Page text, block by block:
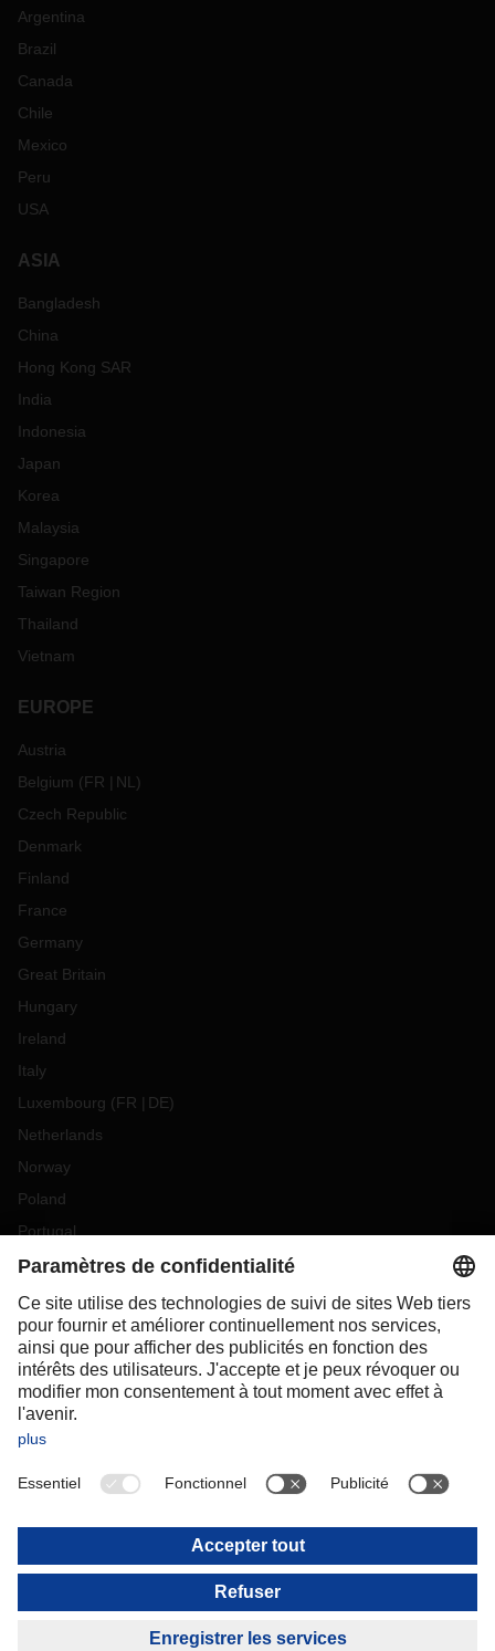
Argentina
Brazil
Canada
Chile
Mexico
Peru
USA
ASIA
Bangladesh
China
Hong Kong SAR
India
Indonesia
Japan
Korea
Malaysia
Singapore
Taiwan Region
Thailand
Vietnam
EUROPE
Austria
Belgium (FR NL )
Czech Republic
Denmark
Finland
France
Germany
Great Britain
Hungary
Ireland
Italy
Luxembourg (FR DE)
Netherlands
Norway
Poland
Portugal
Romania
Slovakia
Spain
Sweden
Switzerland(DE FR)
Turkey
OCEANIA